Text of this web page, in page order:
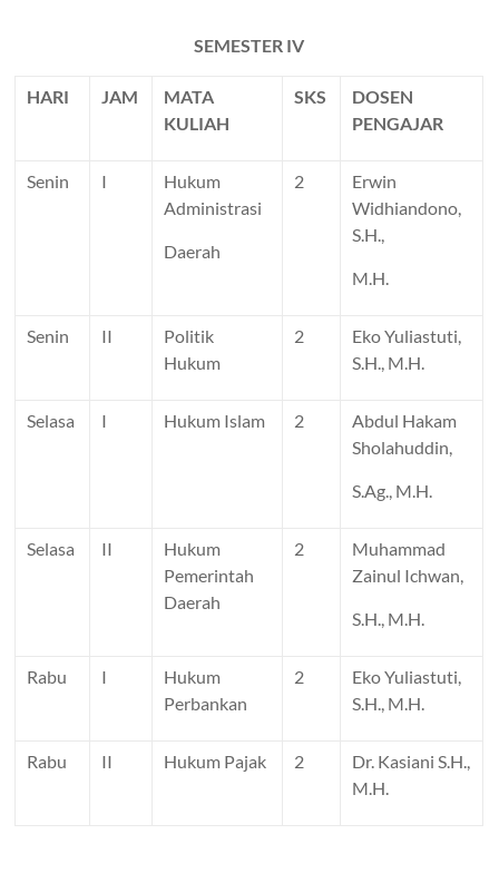
SEMESTER IV
HARI JAM
MATA
KULIAH
SKS
DOSEN
PENGAJAR
Senin I
Hukum
Administrasi
Daerah
2
Erwin
Widhiandono,
S.H.,
M.H.
Senin II
Politik
Hukum
2
Eko Yuliastuti,
S.H., M.H.
Selasa I Hukum Islam 2
Abdul Hakam
Sholahuddin,
S.Ag., M.H.
Selasa II
Hukum
Pemerintah
Daerah
2
Muhammad
Zainul Ichwan,
S.H., M.H.
Rabu I
Hukum
Perbankan
2
Eko Yuliastuti,
S.H., M.H.
Rabu II Hukum Pajak 2
Dr. Kasiani S.H.,
M.H.